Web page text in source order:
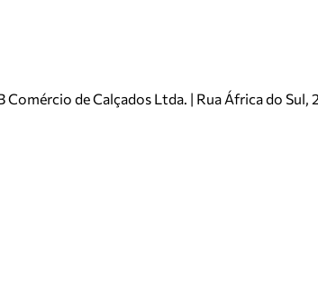
Comércio de Calçados Ltda. | Rua África do